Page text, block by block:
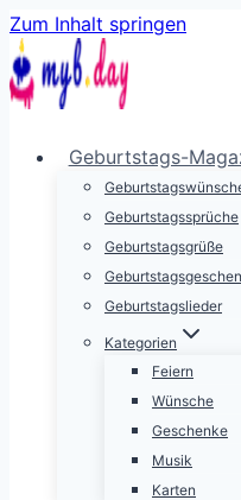
Zum Inhalt springen
Geburtstags-
Geburtstagssprüche
Geburtstagsgrüße
Geburtstagslieder
Kategorien
Feiern
Wünsche
Geschenke
Musik
Karten